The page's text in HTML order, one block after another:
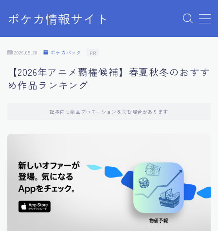
ポケカ情報サイト
MENU
Home
プライバシーポリシー
利用規約
2026.05.20 ポケカパック PR
【2026年アニメ覇権候補】春夏秋冬のおすす
め作品ランキング
記事内に商品プロモーションを含む場合があります